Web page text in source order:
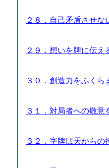
２８．自己矛盾させ
２９．想いを牌に伝
３０．創造力をふく
３１．対局者への敬
３２．字牌は天から